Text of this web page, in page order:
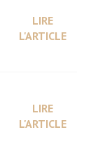
LIRE
L'ARTICLE
LIRE
L'ARTICLE